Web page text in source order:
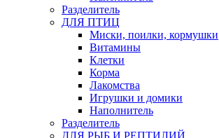
Разделитель
ДЛЯ ПТИЦ
Миски, поилки, кормушки
Витамины
Клетки
Корма
Лакомства
Игрушки и домики
Наполнитель
Разделитель
ДЛЯ РЫБ И РЕПТИЛИЙ